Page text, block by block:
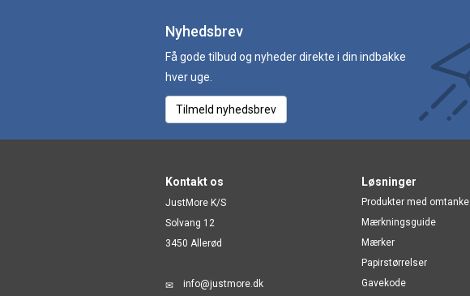
Nyhedsbrev
Få gode tilbud og nyheder direkte i din indbakke
hver uge.
Tilmeld nyhedsbrev
Kontakt os
JustMore K/S
Solvang 12
3450 Allerød
info@justmore.dk
Løsninger
Produkter med omtanke
Mærkningsguide
Mærker
Papirstørrelser
Gavekode